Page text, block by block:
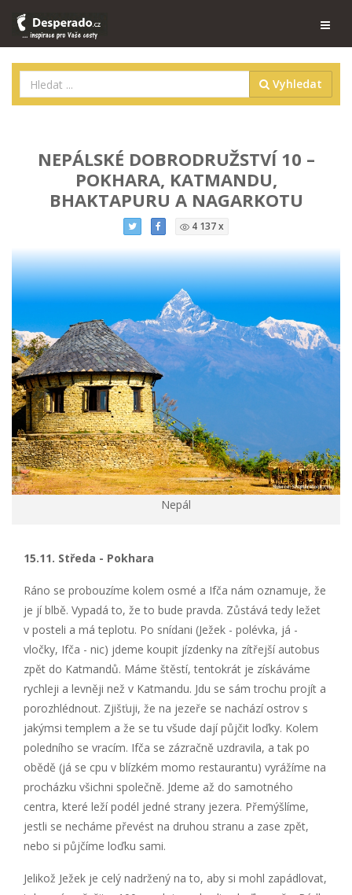
Vyhledat
NEPÁLSKÉ DOBRODRUŽSTVÍ 10 –
POKHARA, KATMANDU,
BHAKTAPURU A NAGARKOTU
4 137 x
Nepál
15.11. Středa - Pokhara
Ráno se probouzíme kolem osmé a Ifča nám oznamuje, že
je jí blbě. Vypadá to, že to bude pravda. Zůstává tedy ležet
v posteli a má teplotu. Po snídani (Ježek - polévka, já -
vločky, Ifča - nic) jdeme koupit jízdenky na zítřejší autobus
zpět do Katmandů. Máme štěstí, tentokrát je získáváme
rychleji a levněji než v Katmandu. Jdu se sám trochu projít a
porozhlédnout. Zjišťuji, že na jezeře se nachází ostrov s
jakýmsi templem a že se tu všude dají půjčit loďky. Kolem
poledního se vracím. Ifča se zázračně uzdravila, a tak po
obědě (já se cpu v blízkém momo restaurantu) vyrážíme na
procházku všichni společně. Jdeme až do samotného
centra, které leží podél jedné strany jezera. Přemýšlíme,
jestli se necháme převést na druhou stranu a zase zpět,
nebo si půjčíme loďku sami.
Jelikož Ježek je celý nadržený na to, aby si mohl zapádlovat,